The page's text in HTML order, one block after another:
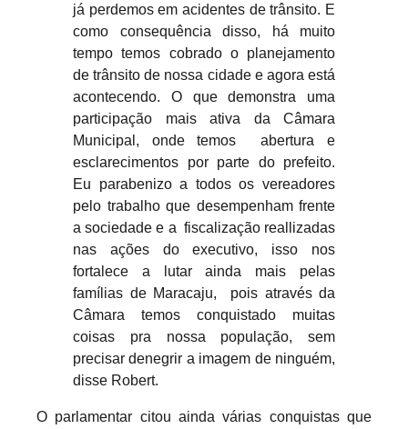
já perdemos em acidentes de trânsito. E
como consequência disso, há muito
tempo temos cobrado o planejamento
de trânsito de nossa cidade e agora está
acontecendo. O que demonstra uma
participação mais ativa da Câmara
Municipal, onde temos abertura e
esclarecimentos por parte do prefeito.
Eu parabenizo a todos os vereadores
pelo trabalho que desempenham frente
a sociedade e a fiscalização reallizadas
nas ações do executivo, isso nos
fortalece a lutar ainda mais pelas
famílias de Maracaju, pois através da
Câmara temos conquistado muitas
coisas pra nossa população, sem
precisar denegrir a imagem de ninguém,
disse Robert.
O parlamentar citou ainda várias conquistas que